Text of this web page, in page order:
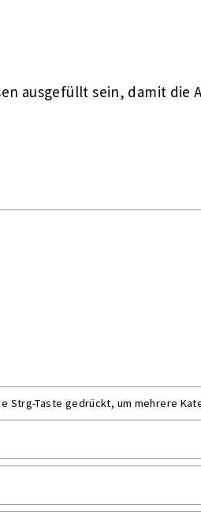
ausgefüllt sein, damit die
Strg-Taste gedrückt, um mehrere